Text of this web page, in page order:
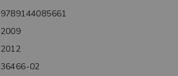
9789144085661
2009
2012
36466-02